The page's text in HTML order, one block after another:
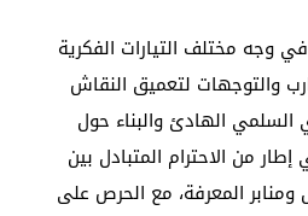
وجه مختلف التيارات الفكرية
والتوجهات لتعميق النقاش
السلمي الهادئ والبناء حول
من الاحترام المتبادل بين
ومنابر المعرفة، مع الحرص على